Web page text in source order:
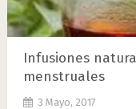
Infusiones
menstruales
3 Mayo, 2017